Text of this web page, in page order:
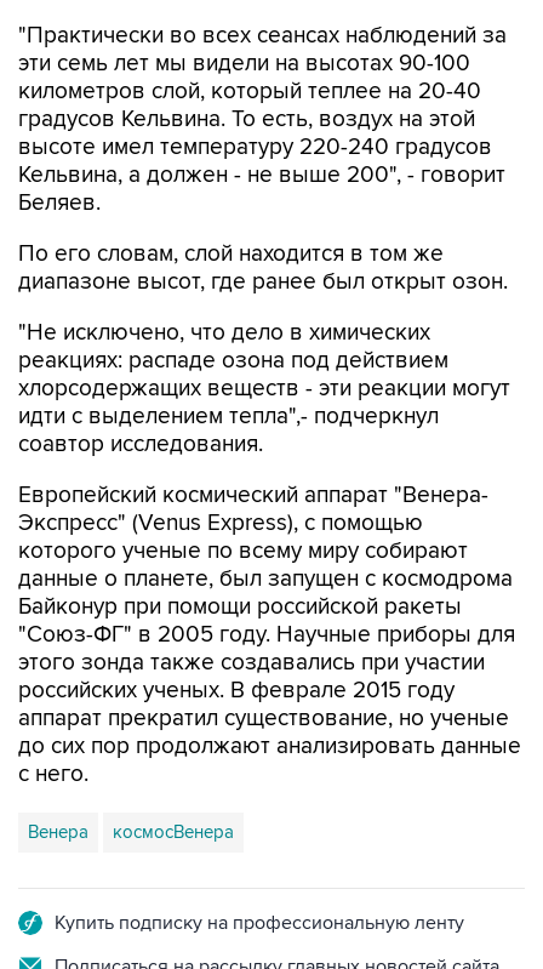
"Практически во всех сеансах наблюдений за
эти семь лет мы видели на высотах 90-100
километров слой, который теплее на 20-40
градусов Кельвина. То есть, воздух на этой
высоте имел температуру 220-240 градусов
Кельвина, а должен - не выше 200", - говорит
Беляев.
По его словам, слой находится в том же
диапазоне высот, где ранее был открыт озон.
"Не исключено, что дело в химических
реакциях: распаде озона под действием
хлорсодержащих веществ - эти реакции могут
идти с выделением тепла",- подчеркнул
соавтор исследования.
Европейский космический аппарат "Венера-
Экспресс" (Venus Express), с помощью
которого ученые по всему миру собирают
данные о планете, был запущен с космодрома
Байконур при помощи российской ракеты
"Союз-ФГ" в 2005 году. Научные приборы для
этого зонда также создавались при участии
российских ученых. В феврале 2015 году
аппарат прекратил существование, но ученые
до сих пор продолжают анализировать данные
с него.
Венера космосВенера
Купить подписку на профессиональную ленту